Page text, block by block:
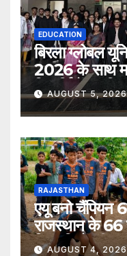
EDUCATION
बिरला ग्लोबल
2026 के साथ
विद्यार्थियों का
AUGUST 5,
RAJASTHAN
एयू बनो चैंपियन
राजस्थान के
खिलाड़ियों की
AUGUST 4, 2026